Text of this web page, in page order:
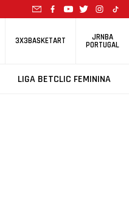
3X3BASKETART JRNBA
PORTUGAL
LIGA BETCLIC FEMININA